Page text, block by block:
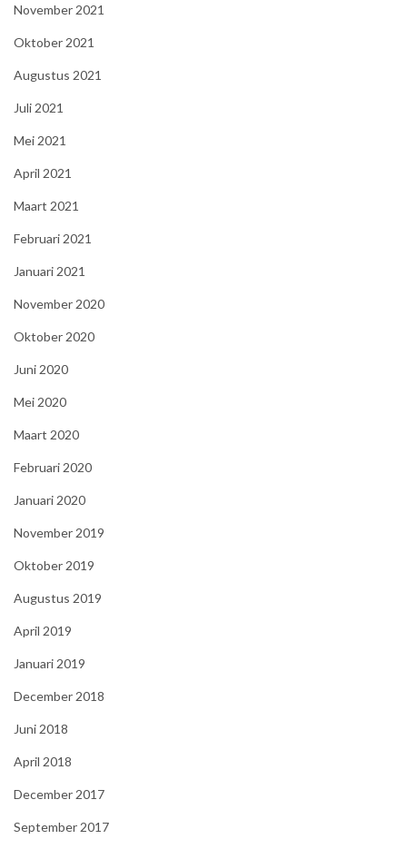
November 2021
Oktober 2021
Augustus 2021
Juli 2021
Mei 2021
April 2021
Maart 2021
Februari 2021
Januari 2021
November 2020
Oktober 2020
Juni 2020
Mei 2020
Maart 2020
Februari 2020
Januari 2020
November 2019
Oktober 2019
Augustus 2019
April 2019
Januari 2019
December 2018
Juni 2018
April 2018
December 2017
September 2017